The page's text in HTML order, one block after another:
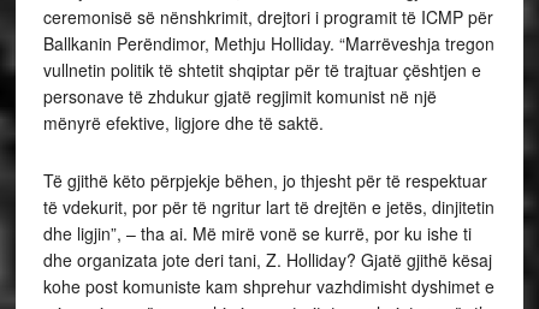
ceremonisë së nënshkrimit, drejtori i programit të ICMP për
Ballkanin Perëndimor, Methju Holliday. “Marrëveshja tregon
vullnetin politik të shtetit shqiptar për të trajtuar çështjen e
personave të zhdukur gjatë regjimit komunist në një
mënyrë efektive, ligjore dhe të saktë.
Të gjithë këto përpjekje bëhen, jo thjesht për të respektuar
të vdekurit, por për të ngritur lart të drejtën e jetës, dinjitetin
dhe ligjin”, – tha ai. Më mirë vonë se kurrë, por ku ishe ti
dhe organizata jote deri tani, Z. Holliday? Gjatë gjithë kësaj
kohe post komuniste kam shprehur vazhdimisht dyshimet e